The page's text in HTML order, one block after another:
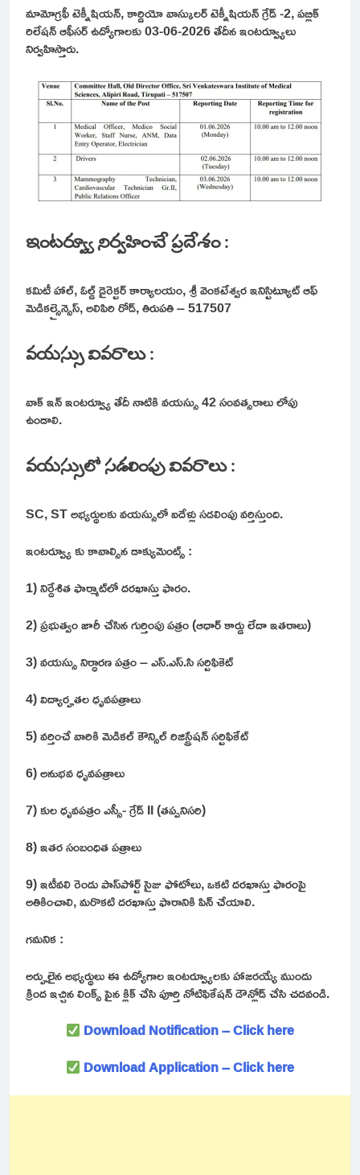
మామోగ్రఫీ టెక్నీషియన్, కార్డియో వాస్కులర్ టెక్నీషియన్ గ్రేడ్ -2, పబ్లిక్
రిలేషన్ ఆఫీసర్ ఉద్యోగాలకు 03-06-2026 తేదీన ఇంటర్వ్యూలు
నిర్వహిస్తారు.
ఇంటర్వ్యూ నిర్వహించే ప్రదేశం :
కమిటీ హాల్, ఓల్డ్ డైరెక్టర్ కార్యాలయం, శ్రీ వెంకటేశ్వర ఇనిస్టిట్యూట్ ఆఫ్
మెడికల్సైన్సెస్, అలిపిరి రోడ్, తిరుపతి – 517507
వయస్సు వివరాలు :
వాక్ ఇన్ ఇంటర్వ్యూ తేదీ నాటికి వయస్సు 42 సంవత్సరాలు లోపు
ఉండాలి.
వయస్సులో సడలింపు వివరాలు :
SC, ST అభ్యర్థులకు వయస్సులో ఐదేళ్లు సడలింపు వర్తిస్తుంది.
ఇంటర్వ్యూ కు కావాల్సిన డాక్యుమెంట్స్ :
1) నిర్దేశిత ఫార్మాట్‌లో దరఖాస్తు ఫారం.
2) ప్రభుత్వం జారీ చేసిన గుర్తింపు పత్రం (ఆధార్ కార్డు లేదా ఇతరాలు)
3) వయస్సు నిర్ధారణ పత్రం – ఎస్.ఎస్.సి సర్టిఫికెట్
4) విద్యార్హతల ధృవపత్రాలు
5) వర్తించే వారికి మెడికల్ కౌన్సిల్ రిజిస్ట్రేషన్ సర్టిఫికేట్
6) అనుభవ ధృవపత్రాలు
7) కుల ధృవపత్రం ఎస్సీ- గ్రేడ్ II (తప్పనిసరి)
8) ఇతర సంబంధిత పత్రాలు
9) ఇటీవలి రెండు పాస్‌పోర్ట్ సైజు ఫోటోలు, ఒకటి దరఖాస్తు ఫారంపై
అతికించాలి, మరొకటి దరఖాస్తు ఫారానికి పిన్ చేయాలి.
గమనిక :
అర్హులైన అభ్యర్థులు ఈ ఉద్యోగాల ఇంటర్వ్యూలకు హాజరయ్యే ముందు
క్రింద ఇచ్చిన లింక్స్ పైన క్లిక్ చేసి పూర్తి నోటిఫికేషన్ డౌన్లోడ్ చేసి చదవండి.
Download Notification – Click here
Download Application – Click here